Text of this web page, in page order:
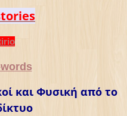
και Φυσική από το